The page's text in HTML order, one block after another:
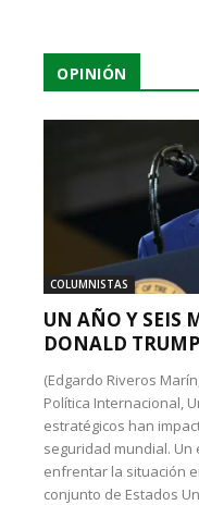
OPINIÓN
COLUMNISTAS
UN AÑO Y SEIS
DONALD TRUMP
(Edgardo Riveros
Política Internacional,
estratégicos han
seguridad mundial.
enfrentar la situación
conjunto de Estados